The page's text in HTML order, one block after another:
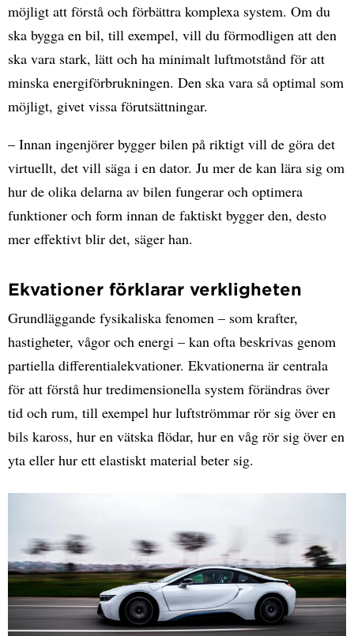
möjligt att förstå och förbättra komplexa system. Om du
ska bygga en bil, till exempel, vill du förmodligen att den
ska vara stark, lätt och ha minimalt luftmotstånd för att
minska energiförbrukningen. Den ska vara så optimal som
möjligt, givet vissa förutsättningar.
– Innan ingenjörer bygger bilen på riktigt vill de göra det
virtuellt, det vill säga i en dator. Ju mer de kan lära sig om
hur de olika delarna av bilen fungerar och optimera
funktioner och form innan de faktiskt bygger den, desto
mer effektivt blir det, säger han.
Ekvationer förklarar verkligheten
Grundläggande fysikaliska fenomen – som krafter,
hastigheter, vågor och energi – kan ofta beskrivas genom
partiella differentialekvationer. Ekvationerna är centrala
för att förstå hur tredimensionella system förändras över
tid och rum, till exempel hur luftströmmar rör sig över en
bils kaross, hur en vätska flödar, hur en våg rör sig över en
yta eller hur ett elastiskt material beter sig.